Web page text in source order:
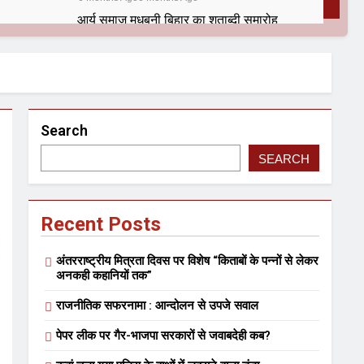
आर्य समाज मधुबनी बिहार का शताब्दी समारोह
9 Months Ago9 Months Ago
कितना बदल गया इंसान’ (सम्पादकीय)
बिहारी लाल
Search
SEARCH
Recent Posts
अंतरराष्ट्रीय मित्रता दिवस पर विशेष “किताबों के पन्नों से लेकर
अनकही कहानियों तक”
राजनीतिक सफरनामा : आन्दोलन से उपजे सवाल
पेपर लीक पर गैर-भाजपा सरकारों से जवाबदेही कब?